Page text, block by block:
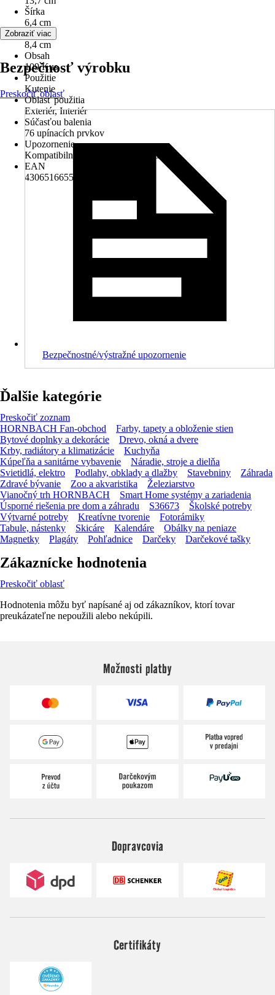
Šírka
6,4 cm
Výška
8,4 cm
Obsah
109 Kus
Použitie
Kutenie
Oblasť použitia
Exteriér, Interiér
Súčasťou balenia
76 upínacích prvkov
Upozornenie
Kompatibilné s kockami iných značiek.
EAN
4306516655700
Zobraziť viac
Bezpečnosť výrobku
Preskočiť oblasť
Bezpečnostné/výstražné upozornenie
Ďalšie kategórie
Preskočiť zoznam
HORNBACH Fan-obchod
Farby, tapety a obloženie stien
Bytové doplnky a dekorácie
Drevo, okná a dvere
Krby, radiátory a klimatizácie
Kuchyňa
Kúpeľňa a sanitárne vybavenie
Náradie, stroje a dielňa
Svietidlá, elektro
Podlahy, obklady a dlažby Stavebniny
Záhrada
Zdravé bývanie
Zoo a akvaristika
Železiarstvo
Vianočný trh HORNBACH
Smart Home systémy a zariadenia
Úsporné riešenia pre dom a záhradu
S36673
Školské potreby
Výtvarné potreby
Kreatívne tvorenie
Fotorámiky
Tabule, nástenky
Skicáre Kalendáre
Obálky na peniaze
Magnetky
Plagáty Pohľadnice Darčeky Darčekové tašky
Zákaznícke hodnotenia
Preskočiť oblasť
Hodnotenia môžu byť napísané aj od zákazníkov, ktorí tovar
preukázateľne nepoužili alebo nekúpili.
Možnosti platby
Dopravcovia
Certifikáty